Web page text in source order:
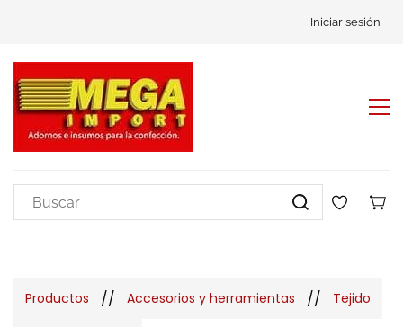
Iniciar sesión
Productos // Accesorios y herramientas // Tejido